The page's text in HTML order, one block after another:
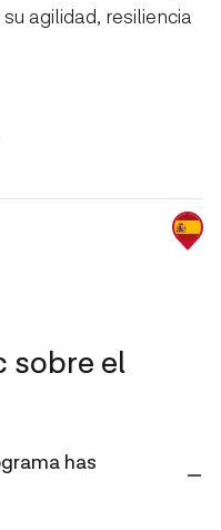
agilidad, resiliencia
sobre el
has